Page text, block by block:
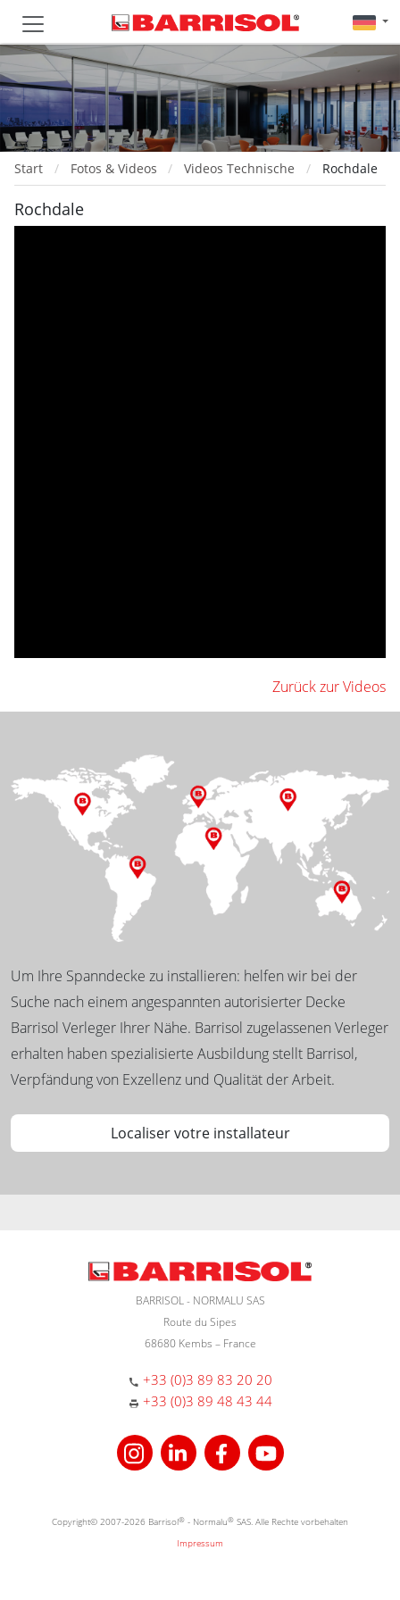
Start Fotos & Videos Videos Technische Rochdale
Rochdale
Zurück zur Videos
Um Ihre Spanndecke zu installieren: helfen wir bei der
Suche nach einem angespannten autorisierter Decke
Barrisol Verleger Ihrer Nähe. Barrisol zugelassenen Verleger
erhalten haben spezialisierte Ausbildung stellt Barrisol,
Verpfändung von Exzellenz und Qualität der Arbeit.
Localiser votre installateur
BARRISOL - NORMALU SAS
Route du Sipes
68680 Kembs – France
+33 (0)3 89 83 20 20
+33 (0)3 89 48 43 44
Copyright© 2007-2026 Barrisol® - Normalu® SAS. Alle Rechte vorbehalten
Impressum